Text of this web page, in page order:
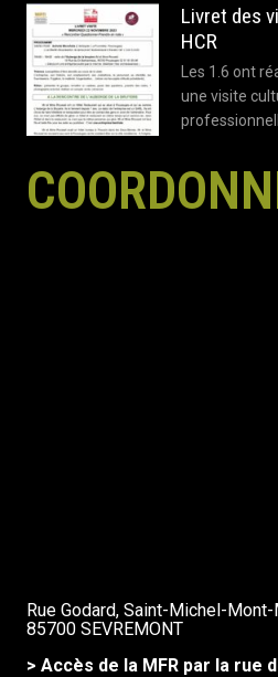
Livret des
HCR
Les 1.6 ont
une visite
Rue Godard, Saint-Michel-
85700 SEVREMONT
> Accès de la MFR par la rue